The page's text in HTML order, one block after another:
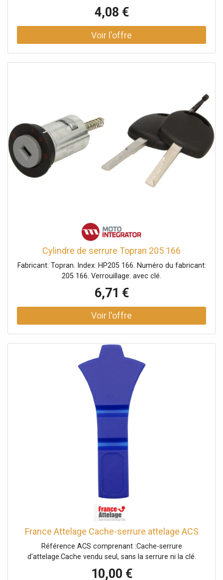
4,08 €
Cylindre de serrure Topran 205 166
Fabricant: Topran. Index: HP205 166. Numéro du fabricant:
205 166. Verrouillage: avec clé.
6,71 €
France Attelage Cache-serrure attelage ACS
Référence ACS comprenant :Cache-serrure
d'attelage.Cache vendu seul, sans la serrure ni la clé.
10,00 €